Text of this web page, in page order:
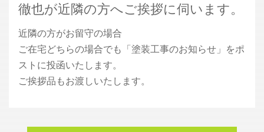
徹也が近隣の方へご挨拶に伺います。
近隣の方がお留守の場合
ご在宅どちらの場合でも「塗装工事のお知らせ」をポ
ストに投函いたします。
ご挨拶品もお渡しいたします。